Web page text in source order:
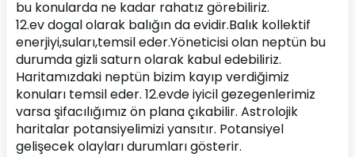
bu konularda ne kadar rahatız görebiliriz.
12.ev dogal olarak balığın da evidir.Balık kollektif
enerjiyi,suları,temsil eder.Yöneticisi olan neptün bu
durumda gizli saturn olarak kabul edebiliriz.
Haritamızdaki neptün bizim kayıp verdiğimiz
konuları temsil eder. 12.evde iyicil gezegenlerimiz
varsa şifacılığımız ön plana çıkabilir. Astrolojik
haritalar potansiyelimizi yansıtır. Potansiyel
gelişecek olayları durumları gösterir.